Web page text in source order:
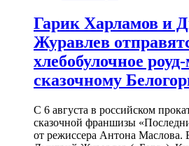
Гарик Харламов и
Журавлев
хлебобулочное
сказочному
С 6 августа в российском
сказочной франшизы
от режиссера Антона